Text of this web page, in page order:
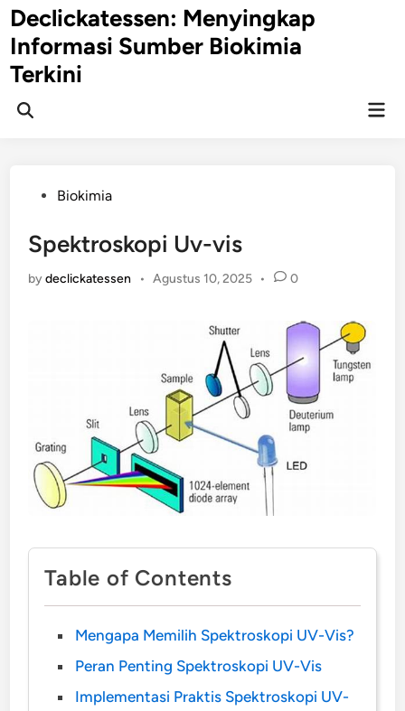
Skip
to
content
Declickatessen: Menyingkap
Informasi Sumber Biokimia
Terkini
Open
PostedBiokimia
Spektroskopi Uv-vis
bydeclickatessen • Agustus 10, 2025 • 0
Table of Contents
Mengapa Memilih Spektroskopi UV-Vis?
Peran Penting Spektroskopi UV-Vis
Implementasi Praktis Spektroskopi UV-